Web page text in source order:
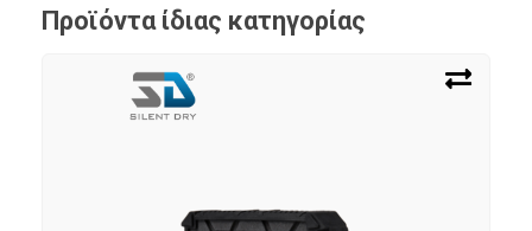
Προϊόντα ίδιας κατηγορίας